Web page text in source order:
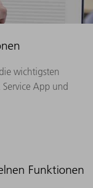
wichtigsten
Service App und
Funktionen